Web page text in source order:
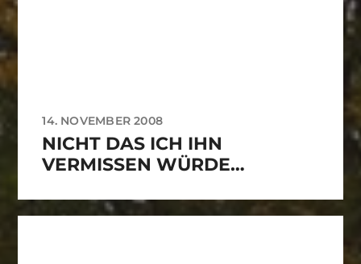
14. NOVEMBER 2008
NICHT DAS ICH IHN
VERMISSEN WÜRDE…